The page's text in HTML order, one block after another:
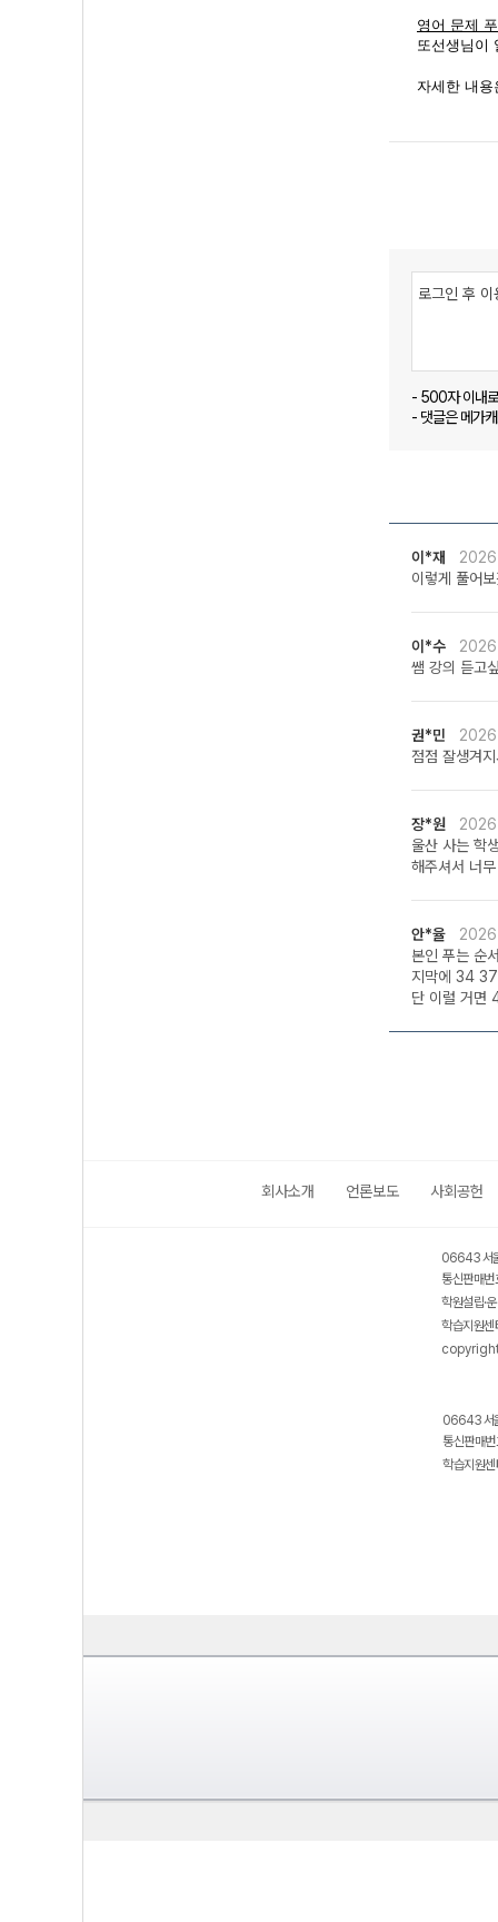
영어 문제
또선생님이
자세한 내용
- 500자 이내
- 댓글은 메가
이*재
이렇게 풀어
이*수
쌤 강의 듣고
권*민
점점 잘생겨
장*원
울산 사는 학
해주셔서 너
안*율
본인 푸는
지막에 34
단 이럴 거면
회사소개 언론보도 사회공헌
06643 서
통신판매
학원설립·
학습지원
06643 서
통신판매
학습지원